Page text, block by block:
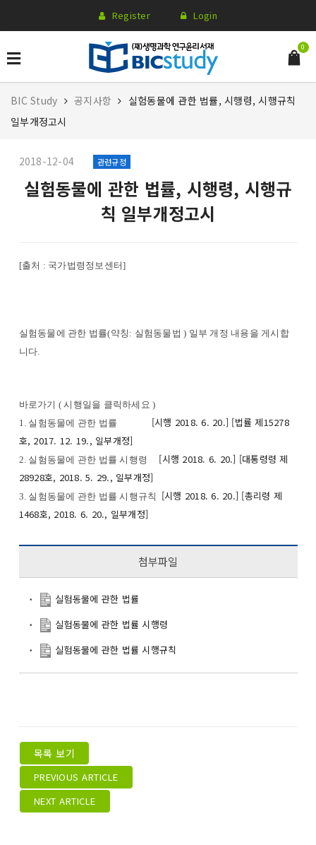
Register Login
0
BIC Study 공지사항
실험동물에 관한 법률, 시행령, 시행규칙
일부개정고시
2018-12-04 관련규정
실험동물에 관한 법률, 시행령, 시행규
칙 일부개정고시
[출처 : 국가법령정보센터]
실험동물에 관한 법률(약칭: 실험동물법 ) 일부 개정 내용을 게시합
니다.
바로가기 ( 시행일을 클릭하세요 )
1. 실험동물에 관한 법률 [시행 2018. 6. 20.] [법률 제15278
호, 2017. 12. 19., 일부개정]
2. 실험동물에 관한 법률 시행령 [시행 2018. 6. 20.] [대통령령 제
28928호, 2018. 5. 29., 일부개정]
3. 실험동물에 관한 법률 시행규칙 [시행 2018. 6. 20.] [총리령 제
1468호, 2018. 6. 20., 일부개정]
첨부파일
실험동물에 관한 법률
실험동물에 관한 법률 시행령
실험동물에 관한 법률 시행규칙
목록 보기
PREVIOUS ARTICLE
NEXT ARTICLE